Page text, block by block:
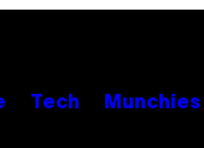
Tech Munchies